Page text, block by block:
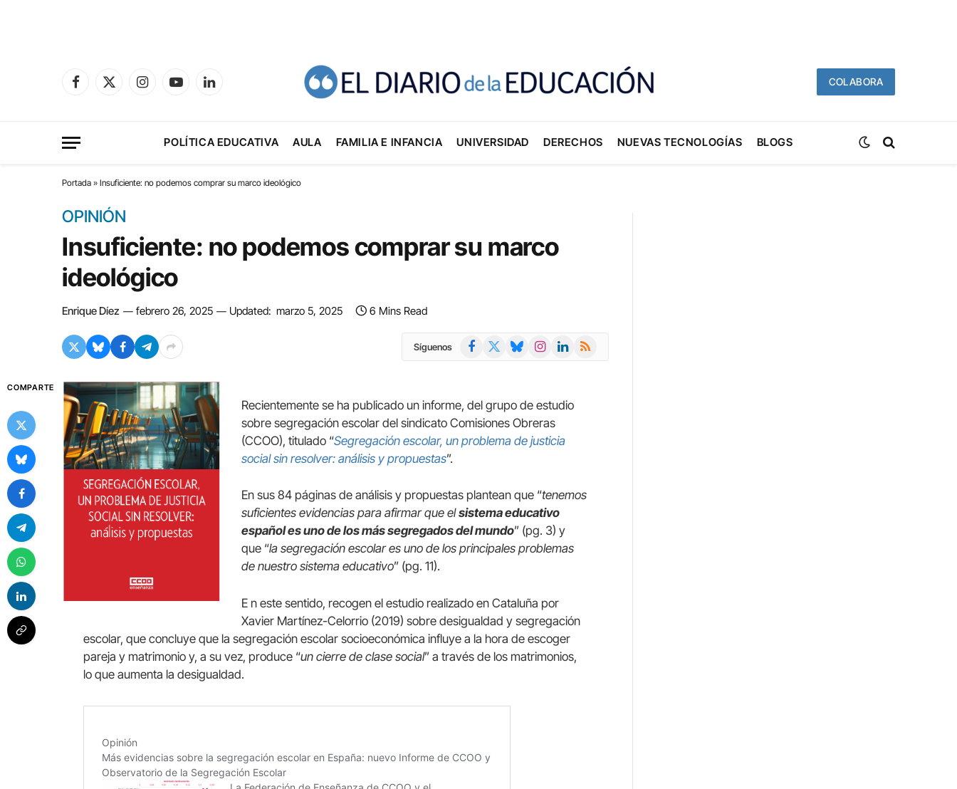
Facebook
X
InstagramYouTubeLinkedIn
COLABORA
POLÍTICA EDUCATIVA AULA FAMILIA E INFANCIA UNIVERSIDAD DERECHOS NUEVAS TECNOLOGÍAS BLOGS
Portada » Insuficiente: no podemos comprar su marco ideológico
OPINIÓN
Insuficiente: no podemos comprar su marco
ideológico
Enrique Díez febrero 26, 2025 Updated: marzo 5, 2025 6 Mins Read
Síguenos Facebook BlueskyInstagramLinkedIn
RSS
COMPARTE
Recientemente se ha publicado un informe, del grupo de estudio
sobre segregación escolar del sindicato Comisiones Obreras
(CCOO), titulado “Segregación escolar, un problema de justicia
social sin resolver: análisis y propuestas”.
En sus 84 páginas de análisis y propuestas plantean que “tenemos
suficientes evidencias para afirmar que elsistema educativo
español es uno de los más segregados del mundo” (pg. 3) y
que “la segregación escolar es uno de los principales problemas
de nuestro sistema educativo” (pg. 11).
E n este sentido, recogen el estudio realizado en Cataluña por
Xavier Martínez-Celorrio (2019) sobre desigualdad y segregación
escolar, que concluye que la segregación escolar socioeconómica influye a la hora de escoger
pareja y matrimonio y, a su vez, produce “un cierre de clase social” a través de los matrimonios,
lo que aumenta la desigualdad.